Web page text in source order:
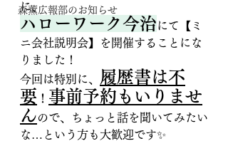
森薫広報部のお知らせ
に、
ハローワーク今治にて【ミ
ニ会社説明会】を開催することにな
りました！
今回は特別に、
履歴書は不
要 ！ 事前予約もいりませ
んので、ちょっと話を聞いてみたい
な…という方も大歓迎です✨